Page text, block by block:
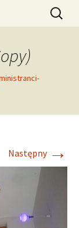
Szukaj:
Następny →